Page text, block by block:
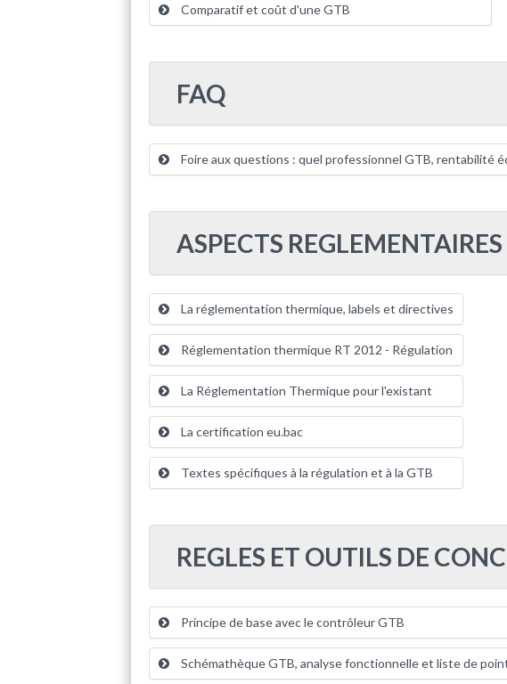
Comparatif et coût d'une GTB
FAQ
Foire aux questions : quel professionnel GTB, rentabilité
ASPECTS REGLEMENTAIRES
La réglementation thermique, labels et directives
Réglementation thermique RT 2012 - Régulation
La Réglementation Thermique pour l'existant
La certification eu.bac
Textes spécifiques à la régulation et à la GTB
REGLES ET OUTILS DE
Principe de base avec le contrôleur GTB
Schémathèque GTB, analyse fonctionnelle et liste de